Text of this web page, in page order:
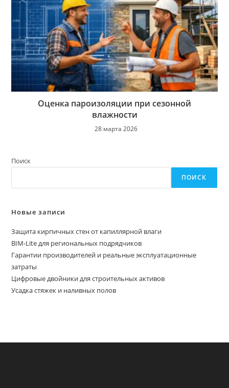
Оценка пароизоляции при сезонной
влажности
28 марта 2026
Поиск
ПОИСК
Новые записи
Защита кирпичных стен от капиллярной влаги
BIM-Lite для региональных подрядчиков
Гарантии производителей и реальные эксплуатационные
затраты
Цифровые двойники для строительных активов
Усадка стяжек и наливных полов